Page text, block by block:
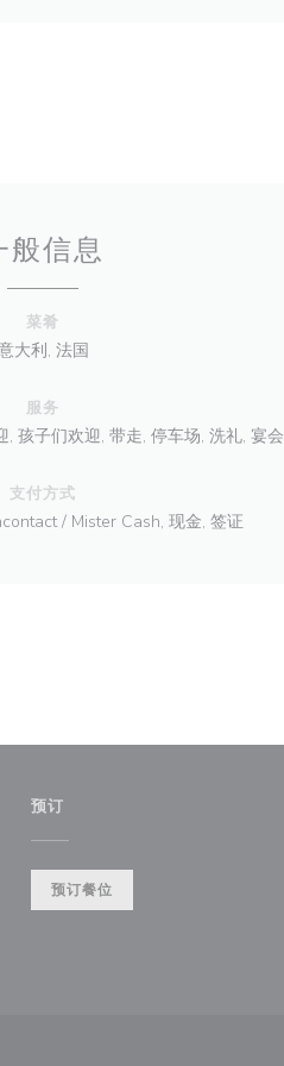
般信息
菜肴
大利, 法国
服务
, 孩子们欢迎, 带走, 停车场, 洗礼, 宴会
支付方式
/ Mister Cash, 现金, 签证
预订
预订餐位